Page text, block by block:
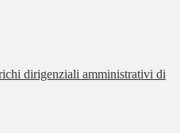
dirigenziali amministrativi di